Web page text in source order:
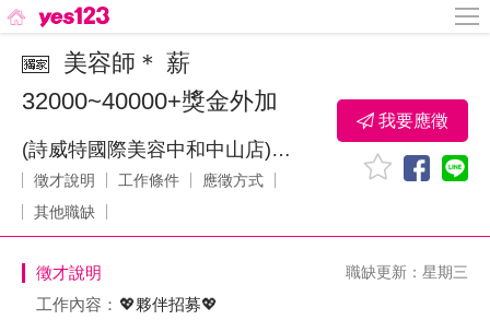
美容師＊ 薪
32000~40000+獎金外加
(詩威特國際美容中和中山店)石芯美容有限公司
徵才說明 工作條件
應徵方式
其他職缺
我要應徵
徵才說明 職缺更新：星期三
工作內容： 💖夥伴招募💖